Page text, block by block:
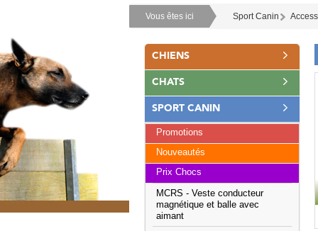
Vous êtes ici Sport Canin
CHIENS
CHATS
SPORT CANIN
Promotions
Nouveautés
Prix Chocs
MCRS - Veste conducteur
magnétique et balle avec
aimant